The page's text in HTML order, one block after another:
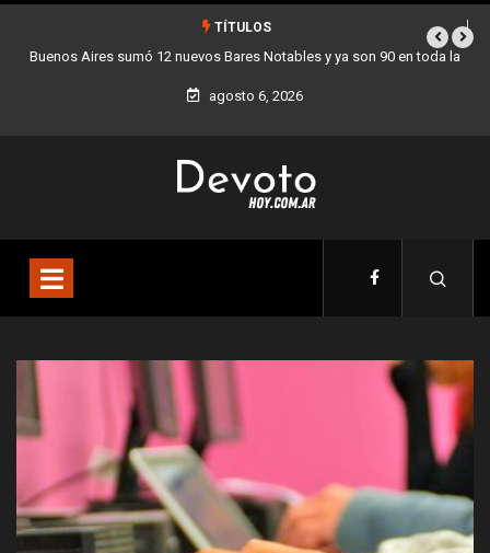
TÍTULOS
en toda la Los stands móviles de la Ciudad llegan esta semana a Villa
agosto 6, 2026